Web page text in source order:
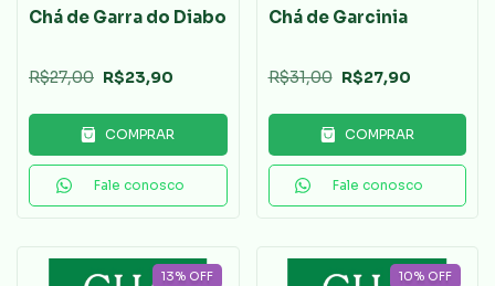
Chá de Garra do Diabo
R$27,00 R$23,90
COMPRAR
Fale conosco
Chá de Garcinia
R$31,00 R$27,90
COMPRAR
Fale conosco
13% OFF 10% OFF